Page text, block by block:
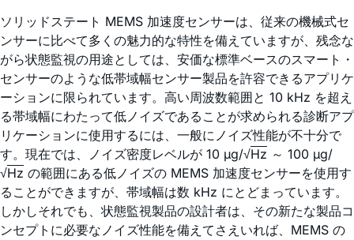
ソリッドステート MEMS 加速度センサーは、従来の機械式セ
ンサーに比べて多くの魅力的な特性を備えていますが、残念な
がら状態監視の用途としては、安価な標準ベースのスマート・
センサーのような低帯域幅センサー製品を許容できるアプリケ
ーションに限られています。高い周波数範囲と 10 kHz を超え
る帯域幅にわたって低ノイズであることが求められる診断アプ
リケーションに使用するには、一般にノイズ性能が不十分で
す。現在では、ノイズ密度レベルが 10 µg/√Hz ～ 100 µg/
√Hz の範囲にある低ノイズの MEMS 加速度センサーを使用す
ることができますが、帯域幅は数 kHz にとどまっています。
しかしそれでも、状態監視製品の設計者は、その新たな製品コ
ンセプトに必要なノイズ性能を備えてさえいれば、MEMS の